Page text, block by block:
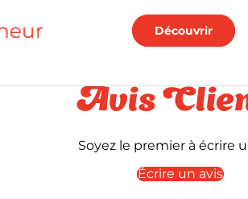
Découvrir
Avis
Soyez le premier à écrire
Écrire un avis